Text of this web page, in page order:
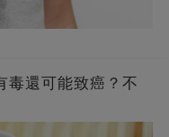
毒還可能致癌？不